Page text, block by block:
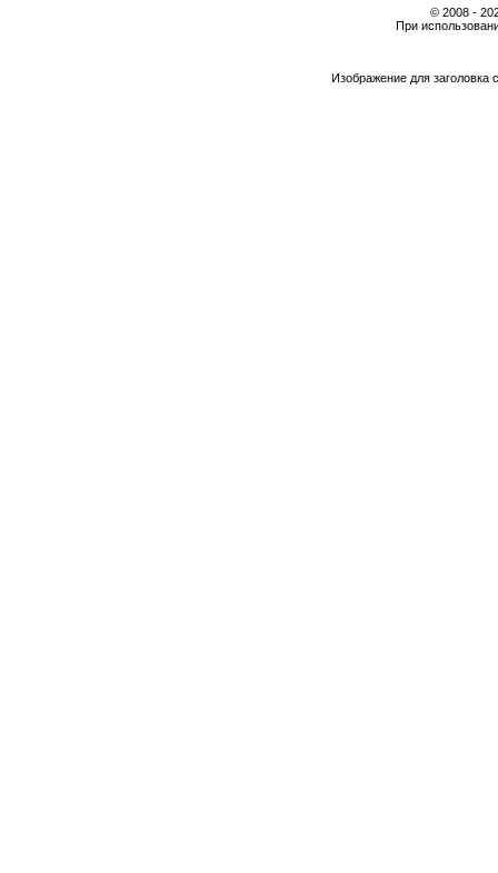
© 2008 -
При
Изображение для